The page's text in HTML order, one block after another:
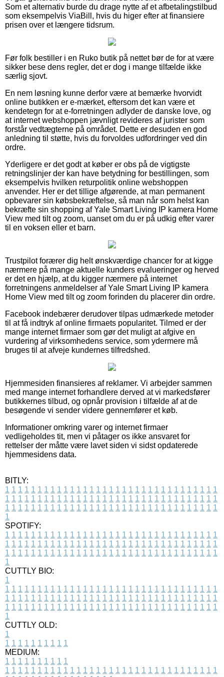
Som et alternativ burde du drage nytte af et afbetalingstilbud
som eksempelvis ViaBill, hvis du higer efter at finansiere
prisen over et længere tidsrum.
Før folk bestiller i en Ruko butik på nettet bør de for at være
sikker bese dens regler, det er dog i mange tilfælde ikke
særlig sjovt.
En nem løsning kunne derfor være at bemærke hvorvidt
online butikken er e-mærket, eftersom det kan være et
kendetegn for at e-forretningen adlyder de danske love, og
at internet webshoppen jævnligt revideres af jurister som
forstår vedtægterne på området. Dette er desuden en god
anledning til støtte, hvis du forvoldes udfordringer ved din
ordre.
Yderligere er det godt at køber er obs på de vigtigste
retningslinjer der kan have betydning for bestillingen, som
eksempelvis hvilken returpolitik online webshoppen
anvender. Her er det tillige afgørende, at man permanent
opbevarer sin købsbekræftelse, så man når som helst kan
bekræfte sin shopping af Yale Smart Living IP kamera Home
View med tilt og zoom, uanset om du er på udkig efter varer
til en voksen eller et barn.
Trustpilot forærer dig helt ønskværdige chancer for at kigge
nærmere på mange aktuelle kunders evalueringer og herved
er det en hjælp, at du kigger nærmere på internet
forretningens anmeldelser af Yale Smart Living IP kamera
Home View med tilt og zoom forinden du placerer din ordre.
Facebook indebærer derudover tilpas udmærkede metoder
til at få indtryk af online firmaets popularitet. Tilmed er der
mange internet firmaer som gør det muligt at afgive en
vurdering af virksomhedens service, som ydermere må
bruges til at afveje kundernes tilfredshed.
Hjemmesiden finansieres af reklamer. Vi arbejder sammen
med mange internet forhandlere derved at vi markedsfører
butikkernes tilbud, og opnår provision i tilfælde af at de
besøgende vi sender videre gennemfører et køb.
Informationer omkring varer og internet firmaer
vedligeholdes tit, men vi påtager os ikke ansvaret for
rettelser der måtte være lavet siden vi sidst opdaterede
hjemmesidens data.
BITLY:
1 1 1 1 1 1 1 1 1 1 1 1 1 1 1 1 1 1 1 1 1 1 1 1 1 1 1 1 1 1 1 1 1
1 1 1 1 1 1 1 1 1 1 1 1 1 1 1 1 1 1 1 1 1 1 1 1 1 1 1 1 1 1 1 1 1
1 1 1 1 1 1 1 1 1 1 1 1 1 1 1 1 1 1 1 1 1 1 1 1 1 1 1 1 1 1 1 1 1
1
SPOTIFY:
1 1 1 1 1 1 1 1 1 1 1 1 1 1 1 1 1 1 1 1 1 1 1 1 1 1 1 1 1 1 1 1 1
1 1 1 1 1 1 1 1 1 1 1 1 1 1 1 1 1 1 1 1 1 1 1 1 1 1 1 1 1 1 1 1 1
1 1 1 1 1 1 1 1 1 1 1 1 1 1 1 1 1 1 1 1 1 1 1 1 1 1 1 1 1 1 1 1 1
1
CUTTLY BIO:
1
1 1 1 1 1 1 1 1 1 1 1 1 1 1 1 1 1 1 1 1 1 1 1 1 1 1 1 1 1 1 1 1 1
1 1 1 1 1 1 1 1 1 1 1 1 1 1 1 1 1 1 1 1 1 1 1 1 1 1 1 1 1 1 1 1 1
1 1 1 1 1 1 1 1 1 1 1 1 1 1 1 1 1 1 1 1 1 1 1 1 1 1 1 1 1 1 1 1 1
1
CUTTLY OLD:
1
1 1 1 1 1 1 1 1 1 1
MEDIUM:
1 1 1 1 1 1 1 1 1 1
1 1 1 1 1 1 1 1 1 1 1 1 1 1 1 1 1 1 1 1 1 1 1 1 1 1 1 1 1 1 1 1 1